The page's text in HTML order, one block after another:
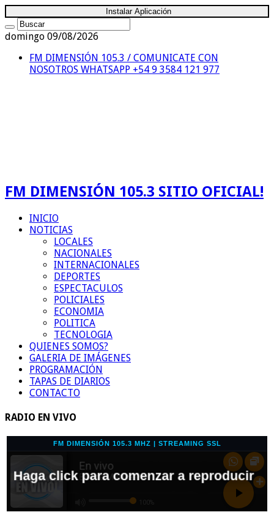
Instalar Aplicación
domingo 09/08/2026
FM DIMENSIÓN 105.3 / COMUNICATE CON
NOSOTROS WHATSAPP +54 9 3584 121 977
FM DIMENSIÓN 105.3 SITIO OFICIAL!
INICIO
NOTICIAS
LOCALES
NACIONALES
INTERNACIONALES
DEPORTES
ESPECTACULOS
POLICIALES
ECONOMIA
POLITICA
TECNOLOGIA
QUIENES SOMOS?
GALERIA DE IMÁGENES
PROGRAMACIÓN
TAPAS DE DIARIOS
CONTACTO
RADIO EN VIVO